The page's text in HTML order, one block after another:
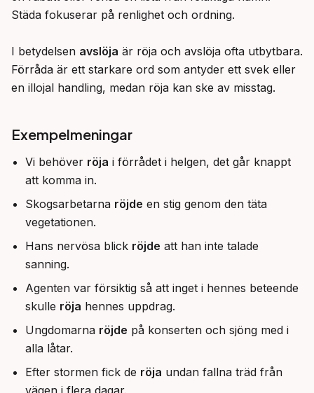
Städa fokuserar på renlighet och ordning.
I betydelsen avslöja är röja och avslöja ofta utbytbara.
Förråda är ett starkare ord som antyder ett svek eller
en illojal handling, medan röja kan ske av misstag.
Exempelmeningar
Vi behöver röja i förrådet i helgen, det går knappt
att komma in.
Skogsarbetarna röjde en stig genom den täta
vegetationen.
Hans nervösa blick röjde att han inte talade
sanning.
Agenten var försiktig så att inget i hennes beteende
skulle röja hennes uppdrag.
Ungdomarna röjde på konserten och sjöng med i
alla låtar.
Efter stormen fick de röja undan fallna träd från
vägen i flera dagar.